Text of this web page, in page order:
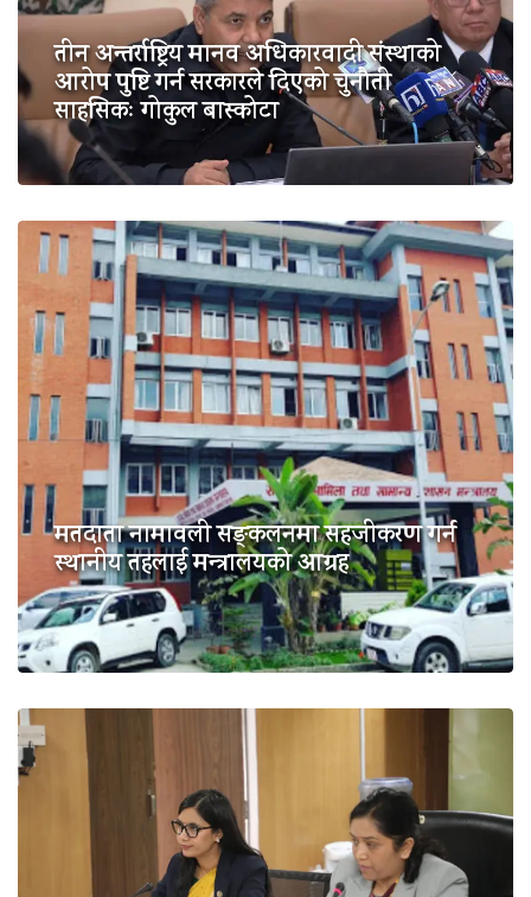
तीन अन्तर्राष्ट्रिय मानव अधिकारवादी संस्थाको
आरोप पुष्टि गर्न सरकारले दिएको चुनौती
साहसिकः गोकुल बास्कोटा
मतदाता नामावली सङ्कलनमा सहजीकरण गर्न
स्थानीय तहलाई मन्त्रालयको आग्रह